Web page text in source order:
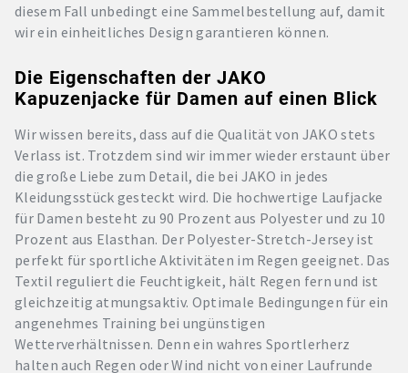
diesem Fall unbedingt eine Sammelbestellung auf, damit
wir ein einheitliches Design garantieren können.
Die Eigenschaften der JAKO
Kapuzenjacke für Damen auf einen Blick
Wir wissen bereits, dass auf die Qualität von JAKO stets
Verlass ist. Trotzdem sind wir immer wieder erstaunt über
die große Liebe zum Detail, die bei JAKO in jedes
Kleidungsstück gesteckt wird. Die hochwertige Laufjacke
für Damen besteht zu 90 Prozent aus Polyester und zu 10
Prozent aus Elasthan. Der Polyester-Stretch-Jersey ist
perfekt für sportliche Aktivitäten im Regen geeignet. Das
Textil reguliert die Feuchtigkeit, hält Regen fern und ist
gleichzeitig atmungsaktiv. Optimale Bedingungen für ein
angenehmes Training bei ungünstigen
Wetterverhältnissen. Denn ein wahres Sportlerherz
halten auch Regen oder Wind nicht von einer Laufrunde